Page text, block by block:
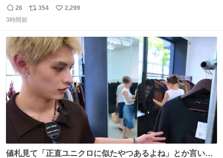
クを開店前に実施、店内まで見張りにきてます。不法滞在
者は覚悟してお越しください。
返
信
26
リ
ト
数
354
い
数
2,299
3時間前
値札見て「正直ユニクロに似たやつあるよね」とか言い出